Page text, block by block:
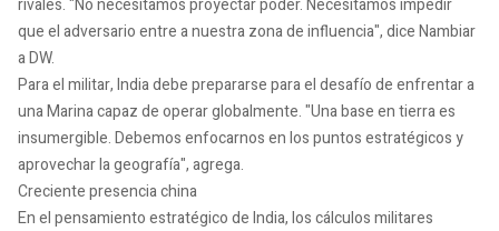
que el adversario entre a nuestra zona de influencia", dice Nambiar
a DW.
Para el militar, India debe prepararse para el desafío de enfrentar a
una Marina capaz de operar globalmente. "Una base en tierra es
insumergible. Debemos enfocarnos en los puntos estratégicos y
aprovechar la geografía", agrega.
Creciente presencia china
En el pensamiento estratégico de India, los cálculos militares